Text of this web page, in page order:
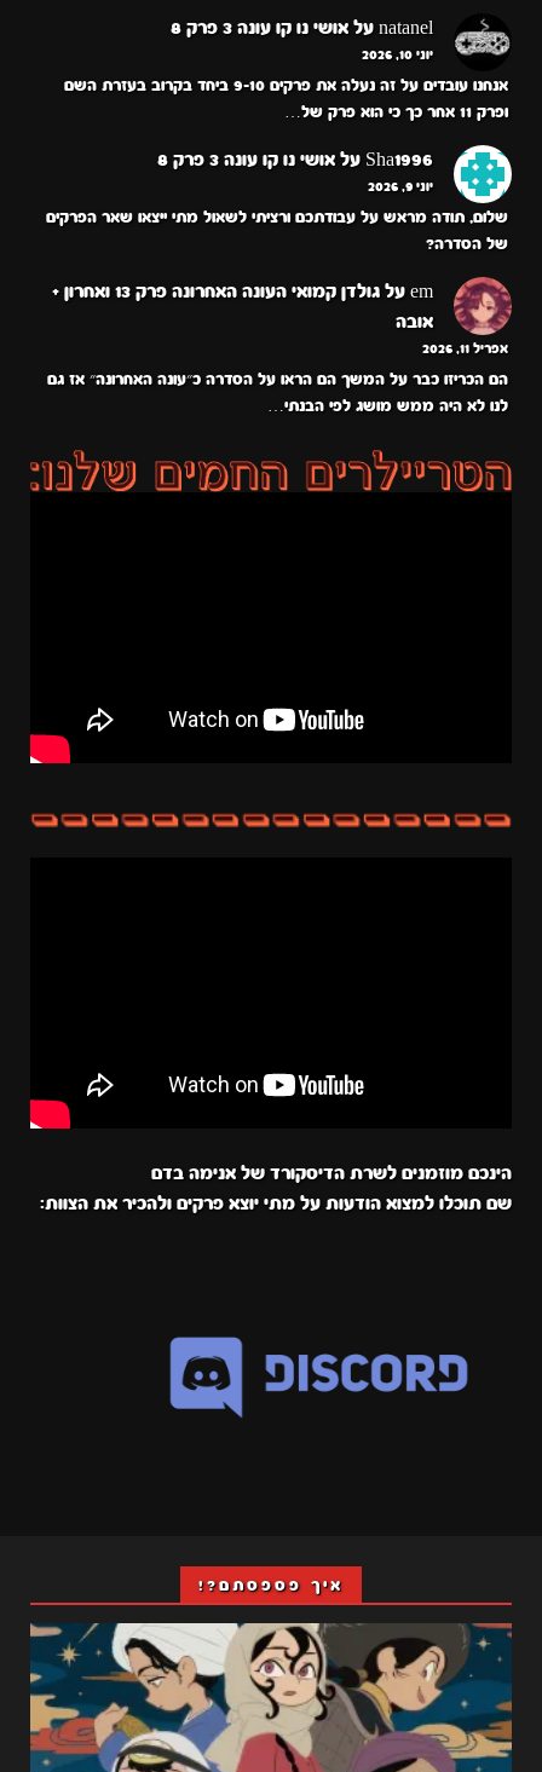
natanel על אושי נו קו עונה 3 פרק 8
יוני 10, 2026
אנחנו עובדים על זה נעלה את פרקים 9-10 ביחד בקרוב בעזרת השם
ופרק 11 אחר כך כי הוא פרק של…
Sha1996 על אושי נו קו עונה 3 פרק 8
יוני 9, 2026
שלום, תודה מראש על עבודתכם ורציתי לשאול מתי ייצאו שאר הפרקים
של הסדרה?
em על
גולדן קמואי העונה האחרונה פרק 13 ואחרון +
אובה
אפריל 11, 2026
הם הכריזו כבר על המשך הם הראו על הסדרה כ״עונה האחרונה״ אז גם
לנו לא היה ממש מושג לפי הבנתי…
הינכם מוזמנים לשרת הדיסקורד של אנימה בדם
שם תוכלו למצוא הודעות על מתי יוצא פרקים ולהכיר את הצוות:
איך פספסתם?!